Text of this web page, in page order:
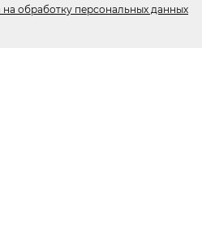
на обработку персональных данных